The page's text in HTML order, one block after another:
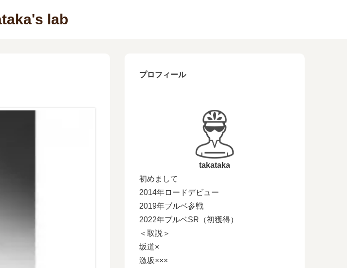
lab
プロフィール
takataka
初めまして
2014年ロードデビュー
2019年ブルベ参戦
2022年ブルベSR（初獲得）
＜取説＞
坂道×
激坂×××